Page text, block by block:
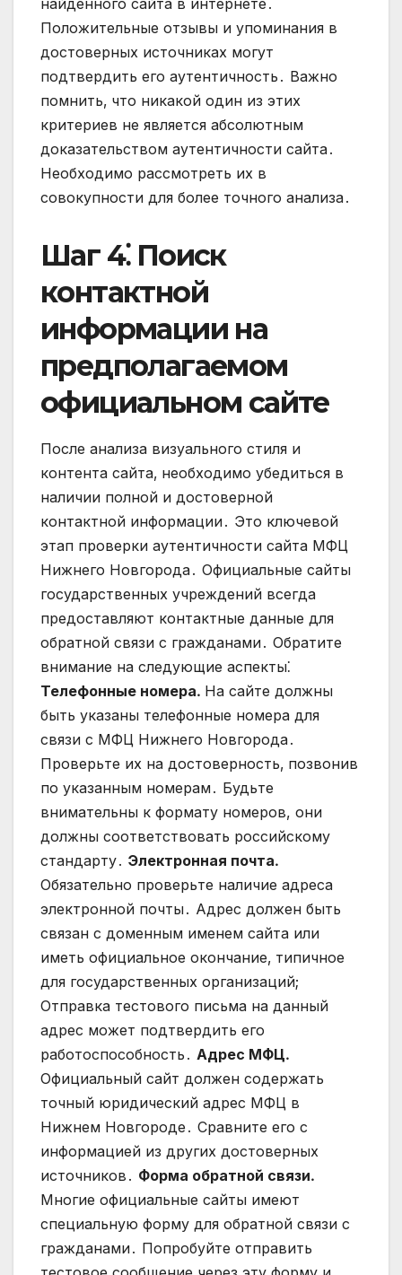
найденного сайта в интернете․
Положительные отзывы и упоминания в
достоверных источниках могут
подтвердить его аутентичность․ Важно
помнить‚ что никакой один из этих
критериев не является абсолютным
доказательством аутентичности сайта․
Необходимо рассмотреть их в
совокупности для более точного анализа․
Шаг 4⁚ Поиск
контактной
информации на
предполагаемом
официальном сайте
После анализа визуального стиля и
контента сайта‚ необходимо убедиться в
наличии полной и достоверной
контактной информации․ Это ключевой
этап проверки аутентичности сайта МФЦ
Нижнего Новгорода․ Официальные сайты
государственных учреждений всегда
предоставляют контактные данные для
обратной связи с гражданами․ Обратите
внимание на следующие аспекты⁚
Телефонные номера․ На сайте должны
быть указаны телефонные номера для
связи с МФЦ Нижнего Новгорода․
Проверьте их на достоверность‚ позвонив
по указанным номерам․ Будьте
внимательны к формату номеров, они
должны соответствовать российскому
стандарту․ Электронная почта․
Обязательно проверьте наличие адреса
электронной почты․ Адрес должен быть
связан с доменным именем сайта или
иметь официальное окончание‚ типичное
для государственных организаций;
Отправка тестового письма на данный
адрес может подтвердить его
работоспособность․ Адрес МФЦ․
Официальный сайт должен содержать
точный юридический адрес МФЦ в
Нижнем Новгороде․ Сравните его с
информацией из других достоверных
источников․ Форма обратной связи․
Многие официальные сайты имеют
специальную форму для обратной связи с
гражданами․ Попробуйте отправить